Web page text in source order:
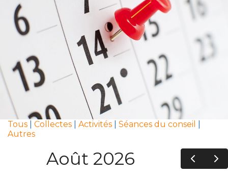
Tous Collectes Activités Séances du conseil
Autres